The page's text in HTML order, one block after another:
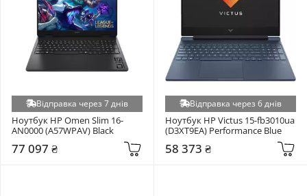
Відправка через 7 днів
Ноутбук HP Omen Slim 16-
AN0000 (A57WPAV) Black
77 097 ₴
Відправка через 6 днів
Ноутбук HP Victus 15-fb3010ua
(D3XT9EA) Performance Blue
58 373 ₴